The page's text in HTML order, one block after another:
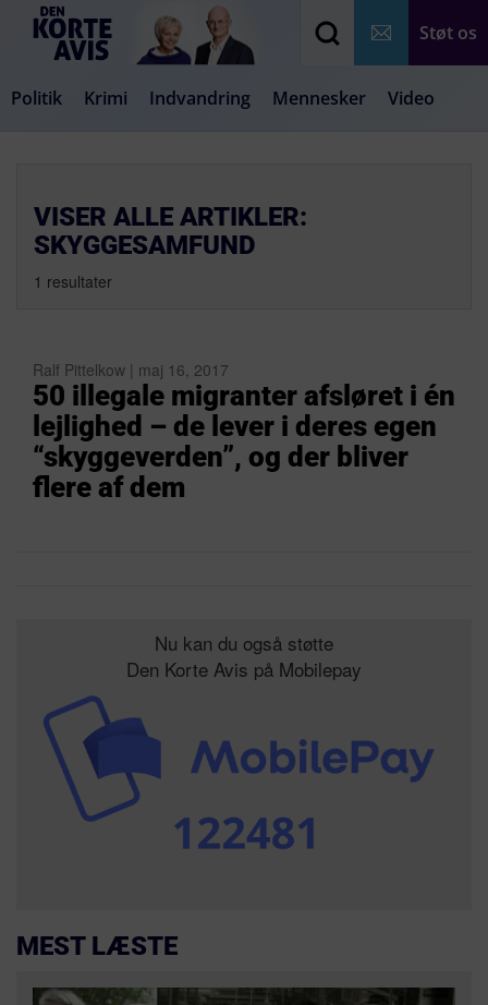
Støt os
Politik Krimi Indvandring Mennesker Video
VISER ALLE ARTIKLER:
SKYGGESAMFUND
1 resultater
Ralf Pittelkow | maj 16, 2017
50 illegale migranter afsløret i én
lejlighed – de lever i deres egen
“skyggeverden”, og der bliver
flere af dem
Nu kan du også støtte
Den Korte Avis på Mobilepay
MEST LÆSTE